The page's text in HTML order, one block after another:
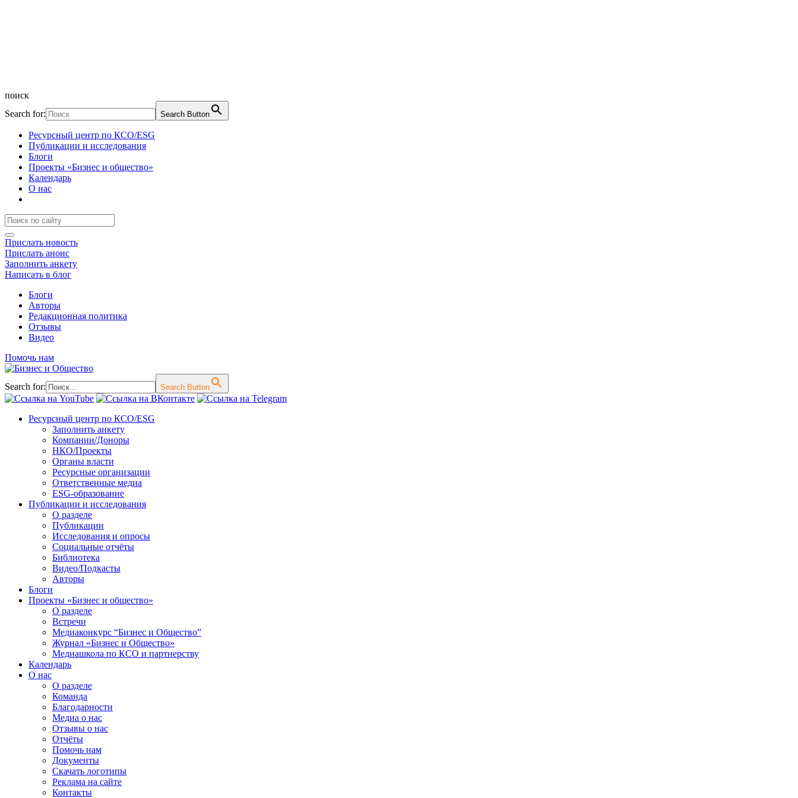
поиск
Search for:
Search Button
Ресурсный центр по КСО/ESG
Публикации и исследования
Блоги
Проекты «Бизнес и общество»
Календарь
О нас
Прислать новость
Прислать анонс
Заполнить анкету
Написать в блог
Блоги
Авторы
Редакционная политика
Отзывы
Видео
Помочь нам
Search for: Search Button
Перейти
содержимому
Ресурсный центр по КСО/ESG
Заполнить анкету
Компании/Доноры
НКО/Проекты
Органы власти
Ресурсные организации
Ответственные медиа
ESG-образование
Публикации и исследования
О разделе
Публикации
Исследования и опросы
Социальные отчёты
Библиотека
Видео/Подкасты
Авторы
Блоги
Проекты «Бизнес и общество»
О разделе
Встречи
Медиаконкурс “Бизнес и Общество”
Журнал «Бизнес и Общество»
Медиашкола по КСО и партнерству
Календарь
О нас
О разделе
Команда
Благодарности
Медиа о нас
Отзывы о нас
Отчёты
Помочь нам
Документы
Скачать логотипы
Реклама на сайте
Контакты